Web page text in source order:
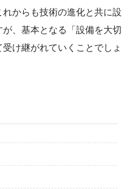
からも技術の進化と共に設
、基本となる「設備を大切
け継がれていくことでしょ